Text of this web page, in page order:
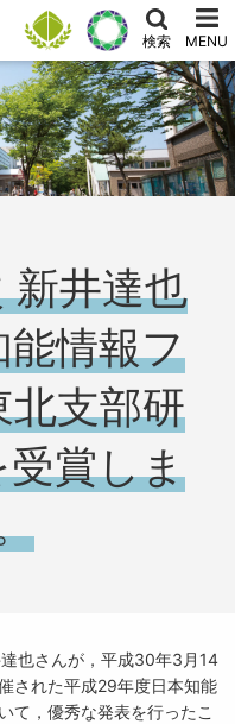
検索 MENU
新井達也
情報フ
支部研
賞しま
也さんが，平成30年3月14
された平成29年度日本知能
て，優秀な発表を行ったこ